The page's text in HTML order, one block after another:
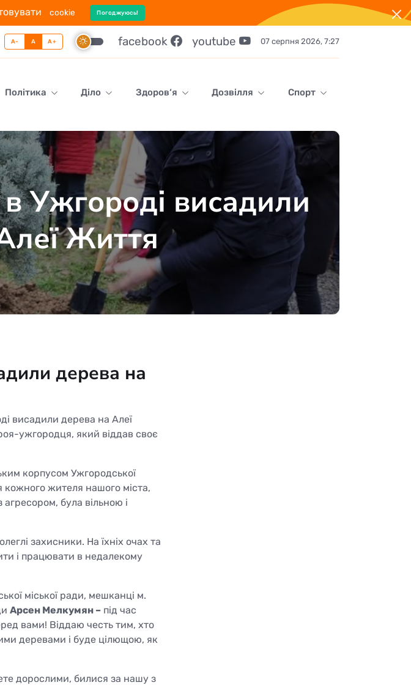
cookie Погоджуюсь!
A- A A+ facebook youtube 07 серпня 2026, 7:27
Політика Діло Здоров‘я Дозвілля Спорт
Ужгороді висадили
Життя
дерева на
висадили дерева на Алеї
ужгородця, який віддав своє
корпусом Ужгородської
кожного жителя нашого міста,
була вільною і
захисники. На їхніх очах та
і працювати в недалекому
міської ради, мешканці м.
Арсен Мелкумян – під час
вами! Віддаю честь тим, хто
деревами і буде цілющою, як
дорослими, билися за нашу з